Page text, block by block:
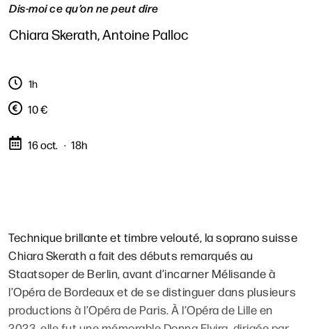
Dis-moi ce qu’on ne peut dire
Chiara Skerath, Antoine Palloc
1h
10 €
16 oct. 18h
Technique brillante et timbre velouté, la soprano suisse
Chiara Skerath a fait des débuts remarqués au
Staatsoper de Berlin, avant d’incarner Mélisande à
l’Opéra de Bordeaux et de se distinguer dans plusieurs
productions à l’Opéra de Paris. À l’Opéra de Lille en